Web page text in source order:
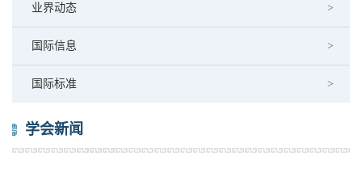
业界动态
国际信息
国际标准
学会新闻